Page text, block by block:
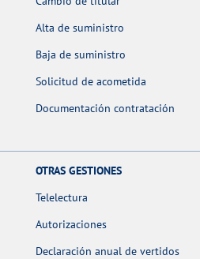
Alta de suministro
Baja de suministro
Solicitud de acometida
Documentación contratación
OTRAS GESTIONES
Telelectura
Autorizaciones
Declaración anual de vertidos